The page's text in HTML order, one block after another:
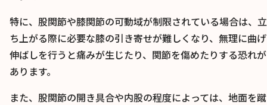
特に、股関節や膝関節の可動域が制限されている場合は、立
ち上がる際に必要な膝の引き寄せが難しくなり、無理に曲げ
伸ばしを行うと痛みが生じたり、関節を傷めたりする恐れが
あります。
また、股関節の開き具合や内股の程度によっては、地面を蹴